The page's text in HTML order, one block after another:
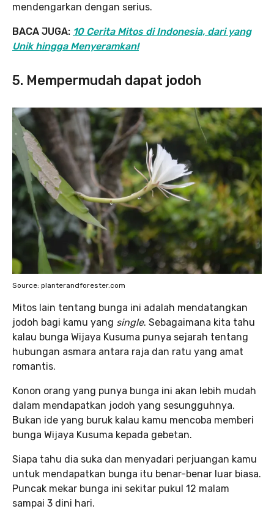
mendengarkan dengan serius.
BACA JUGA: 10 Cerita Mitos di Indonesia, dari yang
Unik hingga Menyeramkan!
5. Mempermudah dapat jodoh
Source: planterandforester.com
Mitos lain tentang bunga ini adalah mendatangkan
jodoh bagi kamu yang single. Sebagaimana kita tahu
kalau bunga Wijaya Kusuma punya sejarah tentang
hubungan asmara antara raja dan ratu yang amat
romantis.
Konon orang yang punya bunga ini akan lebih mudah
dalam mendapatkan jodoh yang sesungguhnya.
Bukan ide yang buruk kalau kamu mencoba memberi
bunga Wijaya Kusuma kepada gebetan.
Siapa tahu dia suka dan menyadari perjuangan kamu
untuk mendapatkan bunga itu benar-benar luar biasa.
Puncak mekar bunga ini sekitar pukul 12 malam
sampai 3 dini hari.